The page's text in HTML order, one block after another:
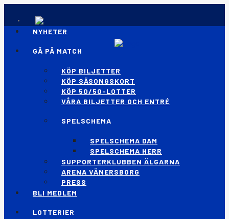
NYHETER
GÅ PÅ MATCH
KÖP BILJETTER
KÖP SÄSONGSKORT
KÖP 50/50-LOTTER
VÅRA BILJETTER OCH ENTRÉ
SPELSCHEMA
SPELSCHEMA DAM
SPELSCHEMA HERR
SUPPORTERKLUBBEN ÄLGARNA
ARENA VÄNERSBORG
PRESS
BLI MEDLEM
LOTTERIER